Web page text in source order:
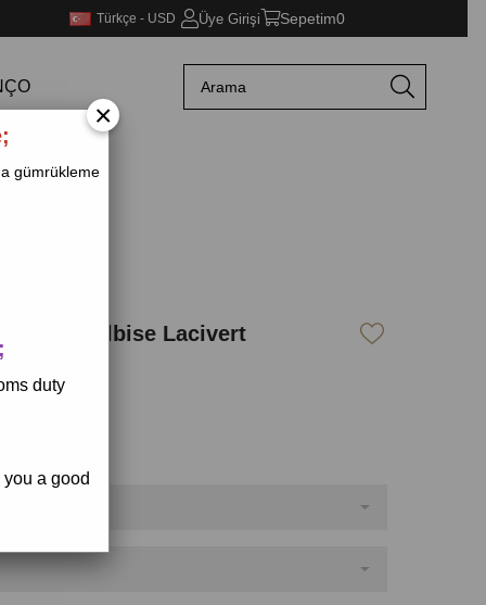
Türkçe - USD Üye Girişi Sepetim0
Robalı Elbise Lacivert
×
gümrükleme
duty
a good